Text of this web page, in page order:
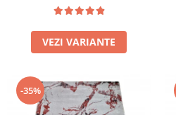
VEZI VARIANTE
-35%